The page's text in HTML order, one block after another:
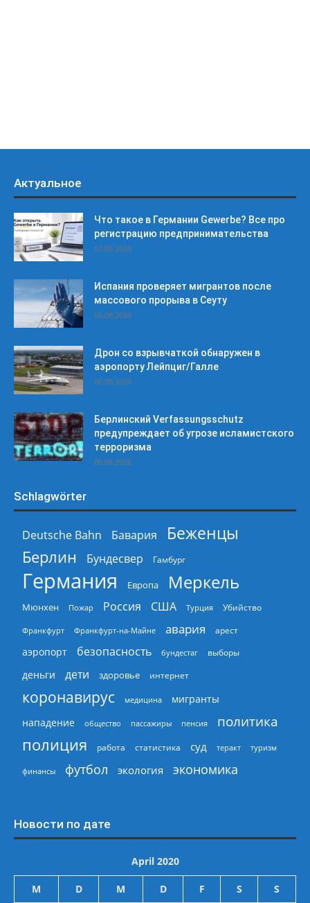
Актуальное
Что такое в Германии Gewerbe? Все про
регистрацию предпринимательства
07.08.2026
Испания проверяет мигрантов после
массового прорыва в Сеуту
06.08.2026
Дрон со взрывчаткой обнаружен в
аэропорту Лейпциг/Галле
06.08.2026
Берлинский Verfassungsschutz
предупреждает об угрозе исламистского
терроризма
06.08.2026
Schlagwörter
Deutsche Bahn Бавария
Беженцы
Берлин
Бундесвер Гамбург
Германия Европа Меркель
Мюнхен Пожар Россия США Турция Убийство
Франкфурт Франкфурт-на-Майне авария арест
аэропорт безопасность бундестаг выборы
деньги дети здоровье интернет
коронавирус медицина
мигранты
нападение
общество пассажиры пенсия политика
полиция работа статистика суд теракт туризм
финансы футбол экология экономика
Новости по дате
April 2020
M D M D F S S